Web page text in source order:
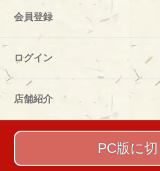
会員登録
ログイン
店舗紹介
PC版に